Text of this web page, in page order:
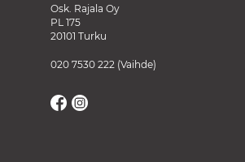
Osk. Rajala Oy
PL 175
20101 Turku
020 7530 222 (Vaihde)